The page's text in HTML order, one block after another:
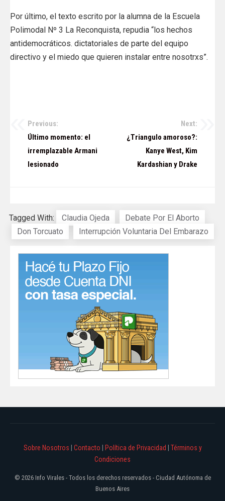
Por último, el texto escrito por la alumna de la Escuela
Polimodal Nº 3 La Reconquista, repudia “los hechos
antidemocráticos. dictatoriales de parte del equipo
directivo y el miedo que quieren instalar entre nosotrxs”.
Navegación
entradas
Previous:
Último momento: el
irremplazable Armani
lesionado
Next:
¿Triangulo amoroso?:
Kanye West, Kim
Kardashian y Drake
Tagged With: Claudia Ojeda
Debate Por El Aborto
Don Torcuato
Interrupción Voluntaria Del Embarazo
Sobre Nosotros Contacto Política de Privacidad
Términos y
Condiciones
© 2026 Info Virales - Todos los derechos reservados - Ciudad Autónoma de
Buenos Aires